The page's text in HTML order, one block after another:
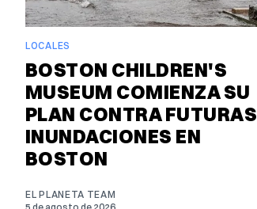
LOCALES
BOSTON CHILDREN'S
MUSEUM COMIENZA SU
PLAN CONTRA FUTURAS
INUNDACIONES EN
BOSTON
EL PLANETA TEAM